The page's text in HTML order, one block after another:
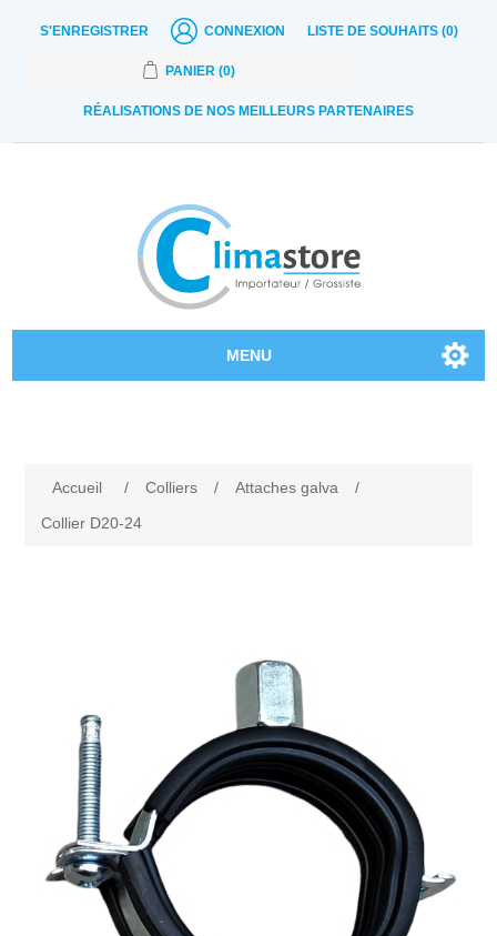
S'ENREGISTRER CONNEXION LISTE DE SOUHAITS (0)
PANIER (0)
RÉALISATIONS DE NOS MEILLEURS PARTENAIRES
MENU
Accueil / Colliers / Attaches galva
/
Collier D20-24